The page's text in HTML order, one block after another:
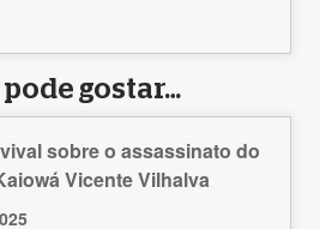
gostar…
sobre o assassinato do
Vicente Vilhalva